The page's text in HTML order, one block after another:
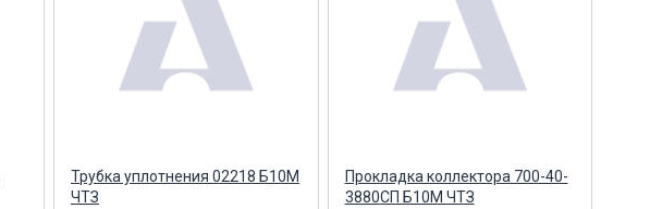
Трубка уплотнения 02218 Б10М
ЧТЗ
Прокладка коллектора 700-40-
3880СП Б10М ЧТЗ